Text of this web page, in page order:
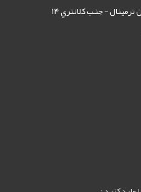
- جنب کلانتري 14